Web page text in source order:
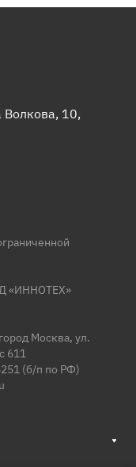
10,
«ИННОТЕХ»
Москва, ул.
611
(б/п по РФ)